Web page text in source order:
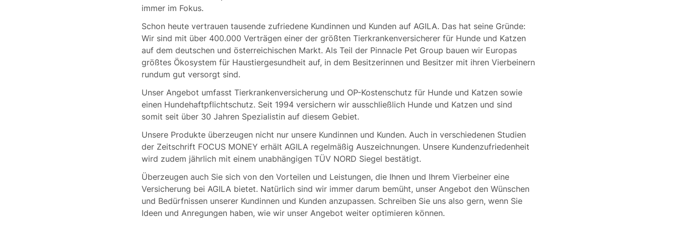
immer im Fokus.
Schon heute vertrauen tausende zufriedene Kundinnen und Kunden auf AGILA. Das hat seine Gründe:
Wir sind mit über 400.000 Verträgen einer der größten Tierkrankenversicherer für Hunde und Katzen
auf dem deutschen und österreichischen Markt. Als Teil der Pinnacle Pet Group bauen wir Europas
größtes Ökosystem für Haustiergesundheit auf, in dem Besitzerinnen und Besitzer mit ihren Vierbeinern
rundum gut versorgt sind.
Unser Angebot umfasst Tierkrankenversicherung und OP-Kostenschutz für Hunde und Katzen sowie
einen Hundehaftpflichtschutz. Seit 1994 versichern wir ausschließlich Hunde und Katzen und sind
somit seit über 30 Jahren Spezialistin auf diesem Gebiet.
Unsere Produkte überzeugen nicht nur unsere Kundinnen und Kunden. Auch in verschiedenen Studien
der Zeitschrift FOCUS MONEY erhält AGILA regelmäßig Auszeichnungen. Unsere Kundenzufriedenheit
wird zudem jährlich mit einem unabhängigen TÜV NORD Siegel bestätigt.
Überzeugen auch Sie sich von den Vorteilen und Leistungen, die Ihnen und Ihrem Vierbeiner eine
Versicherung bei AGILA bietet. Natürlich sind wir immer darum bemüht, unser Angebot den Wünschen
und Bedürfnissen unserer Kundinnen und Kunden anzupassen. Schreiben Sie uns also gern, wenn Sie
Ideen und Anregungen haben, wie wir unser Angebot weiter optimieren können.